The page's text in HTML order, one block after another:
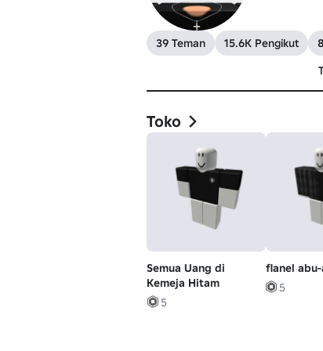
39 Teman 15.6K Pengikut
Toko
Semua Uang di
Kemeja Hitam
5
flanel
5